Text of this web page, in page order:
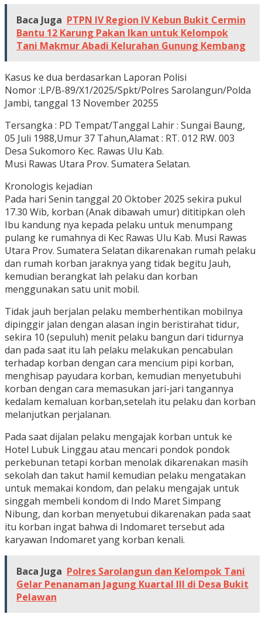
Baca Juga PTPN IV Region lV Kebun Bukit Cermin
Bantu 12 Karung Pakan Ikan untuk Kelompok
Tani Makmur Abadi Kelurahan Gunung Kembang
Kasus ke dua berdasarkan Laporan Polisi
Nomor :LP/B-89/X1/2025/Spkt/Polres Sarolangun/Polda
Jambi, tanggal 13 November 20255
Tersangka : PD Tempat/Tanggal Lahir : Sungai Baung,
05 Juli 1988,Umur 37 Tahun,Alamat : RT. 012 RW. 003
Desa Sukomoro Kec. Rawas Ulu Kab.
Musi Rawas Utara Prov. Sumatera Selatan.
Kronologis kejadian
Pada hari Senin tanggal 20 Oktober 2025 sekira pukul
17.30 Wib, korban (Anak dibawah umur) dititipkan oleh
Ibu kandung nya kepada pelaku untuk menumpang
pulang ke rumahnya di Kec Rawas Ulu Kab. Musi Rawas
Utara Prov. Sumatera Selatan dikarenakan rumah pelaku
dan rumah korban jaraknya yang tidak begitu Jauh,
kemudian berangkat lah pelaku dan korban
menggunakan satu unit mobil.
Tidak jauh berjalan pelaku memberhentikan mobilnya
dipinggir jalan dengan alasan ingin beristirahat tidur,
sekira 10 (sepuluh) menit pelaku bangun dari tidurnya
dan pada saat itu lah pelaku melakukan pencabulan
terhadap korban dengan cara mencium pipi korban,
menghisap payudara korban, kemudian menyetubuhi
korban dengan cara memasukan jari-jari tangannya
kedalam kemaluan korban,setelah itu pelaku dan korban
melanjutkan perjalanan.
Pada saat dijalan pelaku mengajak korban untuk ke
Hotel Lubuk Linggau atau mencari pondok pondok
perkebunan tetapi korban menolak dikarenakan masih
sekolah dan takut hamil kemudian pelaku mengatakan
untuk memakai kondom, dan pelaku mengajak untuk
singgah membeli kondom di Indo Maret Simpang
Nibung, dan korban menyetubui dikarenakan pada saat
itu korban ingat bahwa di Indomaret tersebut ada
karyawan Indomaret yang korban kenali.
Baca Juga Polres Sarolangun dan Kelompok Tani
Gelar Penanaman Jagung Kuartal III di Desa Bukit
Pelawan